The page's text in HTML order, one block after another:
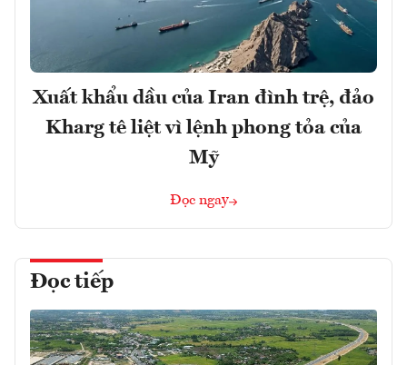
Xuất khẩu dầu của Iran đình trệ, đảo
Kharg tê liệt vì lệnh phong tỏa của
Mỹ
Đọc ngay
Đọc tiếp